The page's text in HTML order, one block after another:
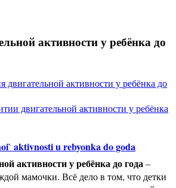
активности у ребёнка до
двигательной активности у ребёнка до
двигательной активности у ребёнка
активности у ребёнка до года–
мамочки. Всё дело в том, что детки